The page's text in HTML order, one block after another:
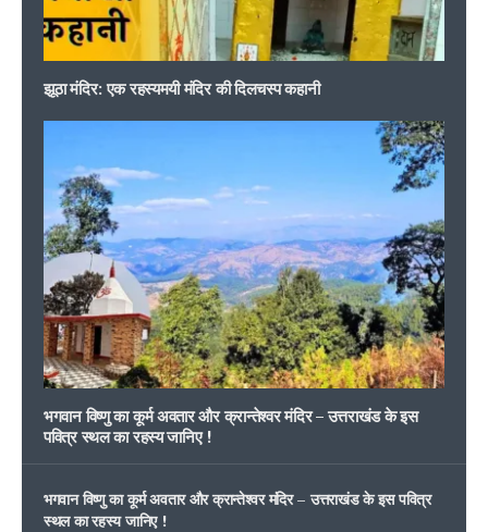
झूठा मंदिर: एक रहस्यमयी मंदिर की दिलचस्प कहानी
भगवान विष्णु का कूर्म अवतार और क्रान्तेश्वर मंदिर – उत्तराखंड के इस
पवित्र स्थल का रहस्य जानिए !
भगवान विष्णु का कूर्म अवतार और क्रान्तेश्वर मंदिर – उत्तराखंड के इस पवित्र
स्थल का रहस्य जानिए !